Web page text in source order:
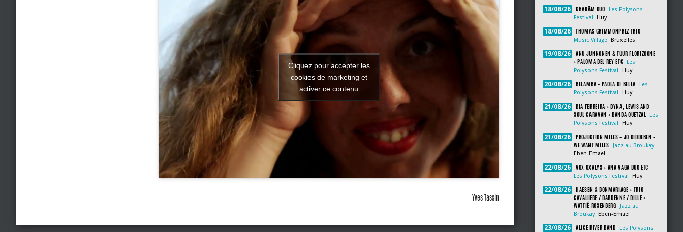
Cliquez pour accepter les
cookies de marketing et
activer ce contenu
Yves Tassin
18/08/26 CHAKÂM DUO
Les Polysons
Festival
Huy
18/08/26 THOMAS GRIMMONPREZ TRIO
Music Village Bruxelles
19/08/26
ANU JUNNONEN & TUUR FLORIZOONE
+ PALOMA DEL REY ETC
Les
Polysons Festival
Huy
20/08/26 BELAMBA + PAOLA DI BELLA
Les
Polysons Festival
Huy
21/08/26
BIA FERREIRA + DYNA, LEWIS AND
SOUL CARAVAN + BANDA QUETZAL
Les
Polysons Festival
Huy
21/08/26
PROJECTION MILES + JO DIDDEREN +
WE WANT MILES
Jazz au Broukay
Eben-Emael
22/08/26 VOX OXALYS + ANA VAGA DUO ETC
Les Polysons Festival Huy
22/08/26
HAESEN & BONMARIAGE + TRIO
CAVALIERE / DARDENNE / DILLE +
WATTIÉ ROSENBERG
Jazz au
Broukay
Eben-Emael
23/08/26 ALICE RIVER BAND
Les Polysons